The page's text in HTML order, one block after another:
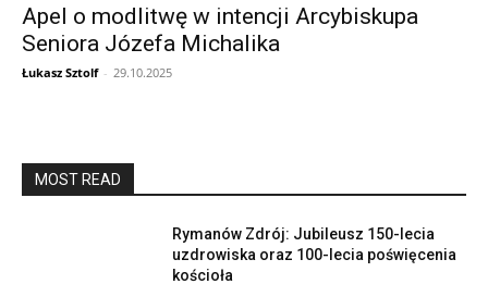
Apel o modlitwę w intencji Arcybiskupa
Seniora Józefa Michalika
Łukasz Sztolf - 29.10.2025
MOST READ
Rymanów Zdrój: Jubileusz 150-lecia
uzdrowiska oraz 100-lecia poświęcenia
kościoła